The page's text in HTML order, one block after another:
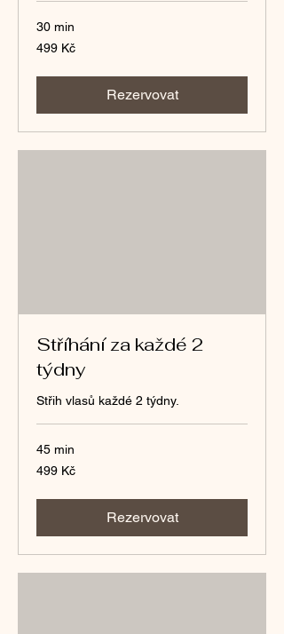
30 min
499
českých
499 Kč
Rezervovat
Stříhání za každé 2
týdny
Střih vlasů každé 2 týdny.
45 min
499
českých
499 Kč
Rezervovat